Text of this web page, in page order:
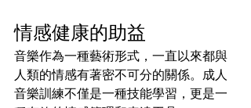
情感健康的助益
音樂作為一種藝術形式，一直以來都與
人類的情感有著密不可分的關係。成人
音樂訓練不僅是一種技能學習，更是一